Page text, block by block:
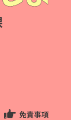
免責事項